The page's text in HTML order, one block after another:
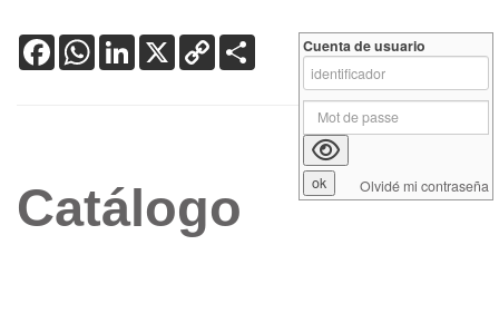
FacebookWhatsApp
LinkedIn
X Copy
Link
Catálogo
Cuenta de usuario
Olvidé mi contraseña